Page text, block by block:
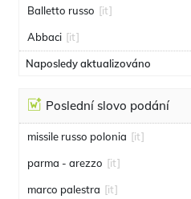
Balletto russo [it]
Abbaci [it]
Naposledy aktualizováno
Poslední slovo podání
missile russo polonia [it]
parma - arezzo [it]
marco palestra [it]